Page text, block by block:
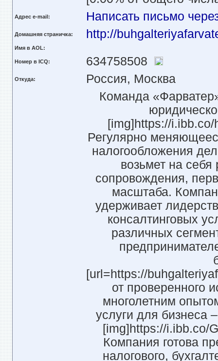
Адрес e-mail: Написать письмо
Домашняя страничка: http://
Имя в AOL:
Номер в ICQ: 634758508
Откуда: Россия, Москва
Команда
[img]https://
Регулярно
налогообложения
возьмет на себя
сопровождения,
масштаба.
удерживает
консалтинговых
различных
[url=https://
от проверенного
многолетним
услуги для бизнеса
[img]https://i.ibb.co/
Компания готова
налогового,